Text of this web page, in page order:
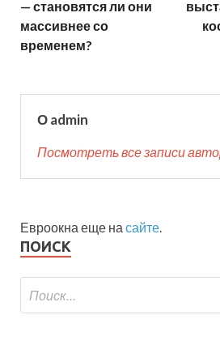
— становятся ли они
массивнее со
временем?
О admin
Посмотреть все записи
Евроокна еще на сайте.
ПОИСК